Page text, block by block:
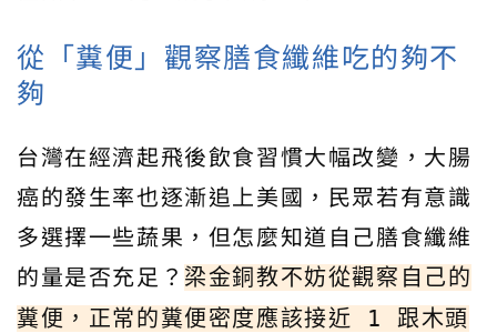
從「糞便」觀察膳食纖維吃的夠不
夠
台灣在經濟起飛後飲食習慣大幅改變，大腸
癌的發生率也逐漸追上美國，民眾若有意識
多選擇一些蔬果，但怎麼知道自己膳食纖維
的量是否充足？ 梁金銅教不妨從觀察自己的
糞便，正常的糞便密度應該接近 1 跟木頭